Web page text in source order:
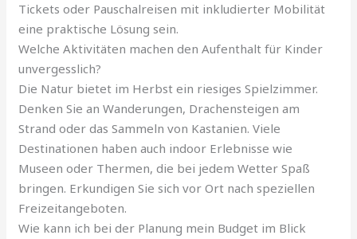
Tickets oder Pauschalreisen mit inkludierter Mobilität
eine praktische Lösung sein.
Welche Aktivitäten machen den Aufenthalt für Kinder
unvergesslich?
Die Natur bietet im Herbst ein riesiges Spielzimmer.
Denken Sie an Wanderungen, Drachensteigen am
Strand oder das Sammeln von Kastanien. Viele
Destinationen haben auch indoor Erlebnisse wie
Museen oder Thermen, die bei jedem Wetter Spaß
bringen. Erkundigen Sie sich vor Ort nach speziellen
Freizeitangeboten.
Wie kann ich bei der Planung mein Budget im Blick